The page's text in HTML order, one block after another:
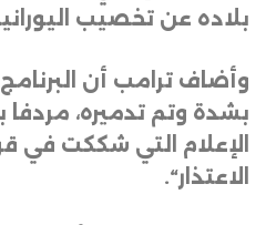
بلاده عن تخصيب
وأضاف ترامب أن البرنامج
بشدة وتم تدميره،
الإعلام التي شككت في
الاعتذار“.